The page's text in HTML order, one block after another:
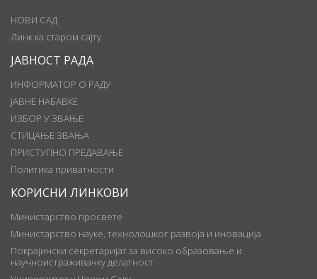
НОВИ САД
Линк ка старом сајту
ЈАВНОСТ РАДА
ИНФОРМАТОР О РАДУ
ЈАВНЕ НАБАВКЕ
ИЗБОР У ЗВАЊЕ
СТИЦАЊЕ ЗВАЊА
ПРИСТУПНО ПРЕДАВАЊЕ
Политика приватности
КОРИСНИ ЛИНКОВИ
Министарство просвете
Министарство науке, технолошког развоја и иновација
Покрајински секретаријат за високо образовање и
научноистраживачку делатност